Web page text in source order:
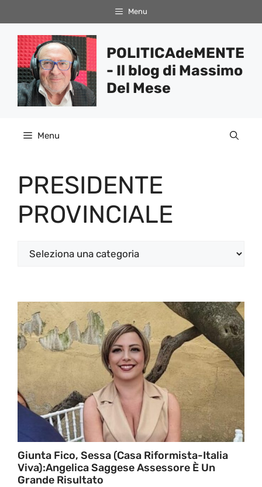
al
contenuto
Menu
POLITICAdeMENTE
- Il blog di Massimo
Del Mese
Menu
PRESIDENTE
PROVINCIALE
Categorie
Giunta Fico, Sessa (Casa Riformista-Italia
Viva):Angelica Saggese Assessore È Un
Grande Risultato